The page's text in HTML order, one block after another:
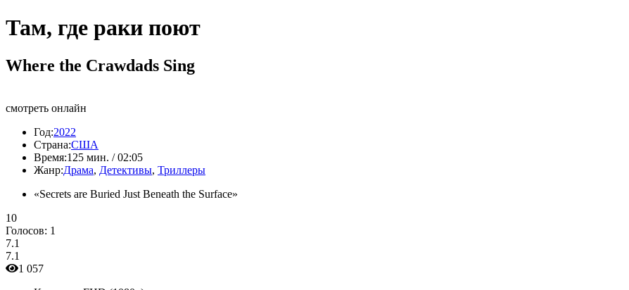
Там, где раки поют
Where the Crawdads Sing
смотреть онлайн
Год:2022
Страна:США
Время:125 мин. / 02:05
Жанр:Драма, Детективы, Триллеры
«Secrets are Buried Just Beneath the Surface»
10
Голосов: 1
7.1
7.1
1 057